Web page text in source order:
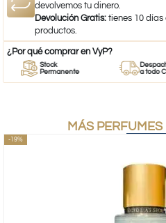
devolvemos tu dinero.
Devolución Gratis: tienes 10 días
productos.
¿Por qué comprar en VyP?
Stock
Permanente
Despacho
a todo Chile
MÁS
-19%